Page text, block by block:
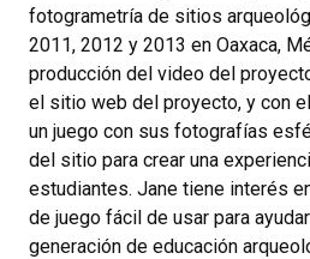
fotogrametría de sitios
2011, 2012 y 2013 en Oaxaca,
producción del video del
el sitio web del proyecto, y con
un juego con sus fotografías
del sitio para crear una
estudiantes. Jane tiene interés
de juego fácil de usar para
generación de educación